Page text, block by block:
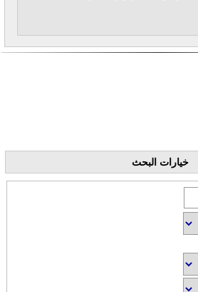
خيارات البحث